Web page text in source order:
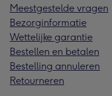
Meestgestelde vragen
Bezorginformatie
Wettelijke garantie
Bestellen en betalen
Bestelling annuleren
Retourneren